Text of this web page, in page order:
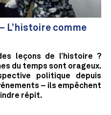
L’histoire comme
leçons de l’histoire ?
du temps sont orageux.
politique depuis
– ils empêchent
répit.